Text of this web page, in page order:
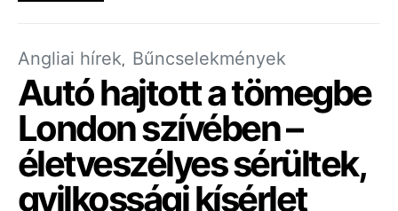
Angliai hírek Bűncselekmények
Autó hajtott a tömegbe
London szívében –
életveszélyes sérültek,
gyilkossági kísérlet